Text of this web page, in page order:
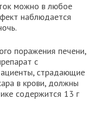
можно в любое
наблюдается
поражения печени,
с
страдающие
в крови, должны
содержится 13 г